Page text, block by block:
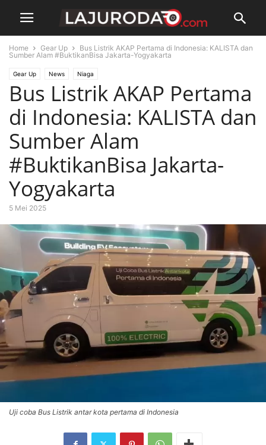
Home Gear Up
Bus Listrik AKAP Pertama di Indonesia: KALISTA dan
Sumber Alam #BuktikanBisa Jakarta-Yogyakarta
Gear Up News Niaga
Bus Listrik AKAP Pertama
di Indonesia: KALISTA dan
Sumber Alam
#BuktikanBisa Jakarta-
Yogyakarta
5 Mei 2025
Uji coba Bus Listrik antar kota pertama di Indonesia